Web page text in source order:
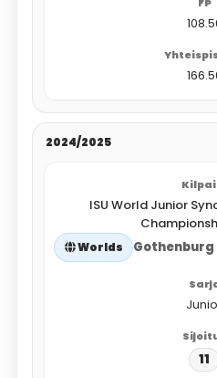
2024/2025
ISU World Junior
Worlds Gothenburg
11